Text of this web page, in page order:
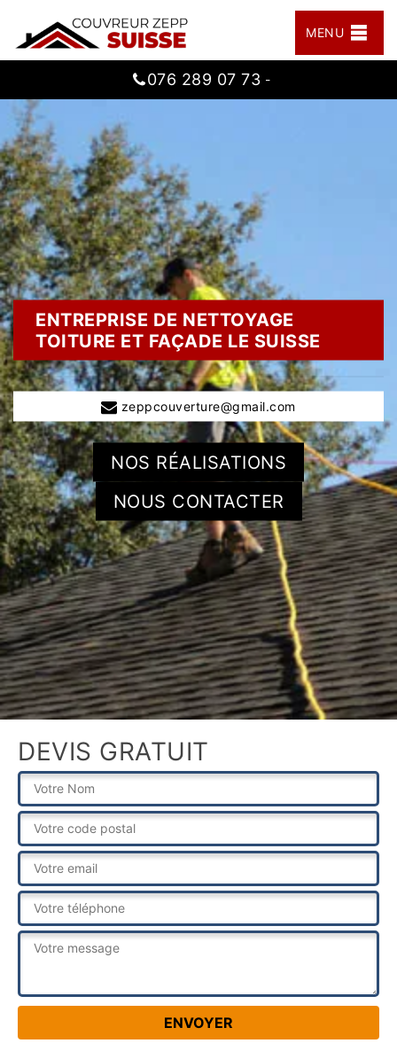
MENU
076 289 07 73 -
ENTREPRISE DE NETTOYAGE
TOITURE ET FAÇADE LE SUISSE
zeppcouverture@gmail.com
NOS RÉALISATIONS
NOUS CONTACTER
DEVIS GRATUIT